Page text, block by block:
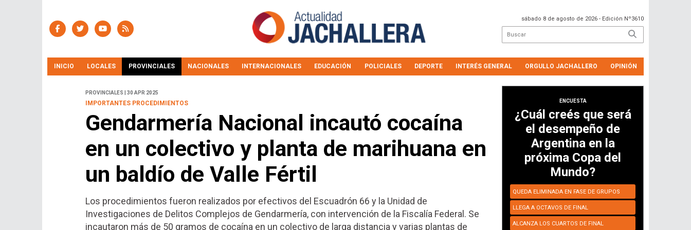
sábado 8 de agosto de 2026 - Edición Nº3610
INICIO LOCALES PROVINCIALES NACIONALES INTERNACIONALES EDUCACIÓN POLICIALES DEPORTE INTERÉS GENERAL ORGULLO JACHALLERO OPINIÓN
PROVINCIALES | 30 APR 2025
IMPORTANTES PROCEDIMIENTOS
Gendarmería Nacional incautó cocaína
en un colectivo y planta de marihuana en
un baldío de Valle Fértil
Los procedimientos fueron realizados por efectivos del Escuadrón 66 y la Unidad de
Investigaciones de Delitos Complejos de Gendarmería, con intervención de la Fiscalía Federal. Se
incautaron más de 50 gramos de cocaína en un colectivo de larga distancia y varias plantas de
ENCUESTA
¿Cuál creés que será
el desempeño de
Argentina en la
próxima Copa del
Mundo?
QUEDA ELIMINADA EN FASE DE GRUPOS
LLEGA A OCTAVOS DE FINAL
ALCANZA LOS CUARTOS DE FINAL